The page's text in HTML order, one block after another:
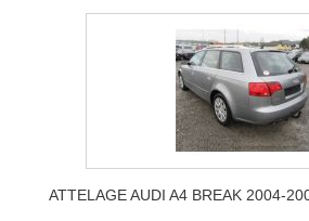
ATTELAGE AUDI A4 BREAK 2004-